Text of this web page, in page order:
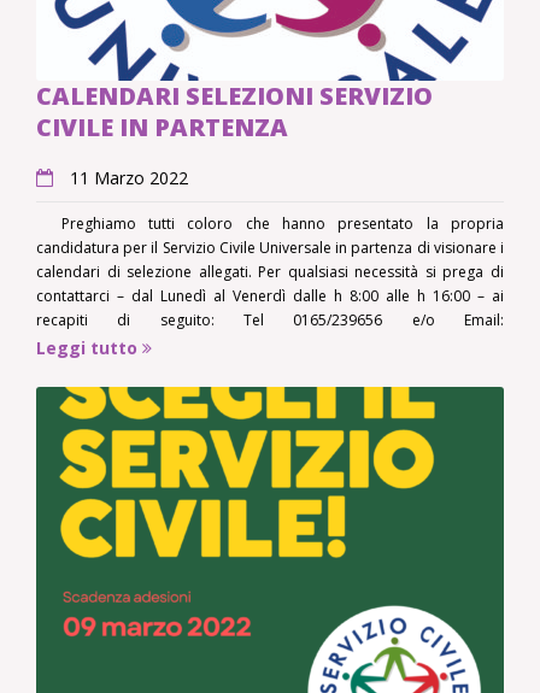
CALENDARI SELEZIONI SERVIZIO
CIVILE IN PARTENZA
11 Marzo 2022
Preghiamo tutti coloro che hanno presentato la propria
candidatura per il Servizio Civile Universale in partenza di visionare i
calendari di selezione allegati. Per qualsiasi necessità si prega di
contattarci – dal Lunedì al Venerdì dalle h 8:00 alle h 16:00 – ai
recapiti di seguito: Tel 0165/239656 e/o Email:
consorzio@traitdunion.org
Leggi tutto